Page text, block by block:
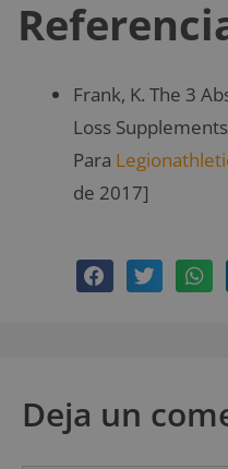
Frank, K. The 3
Loss
Para
de 2017]
Deja un